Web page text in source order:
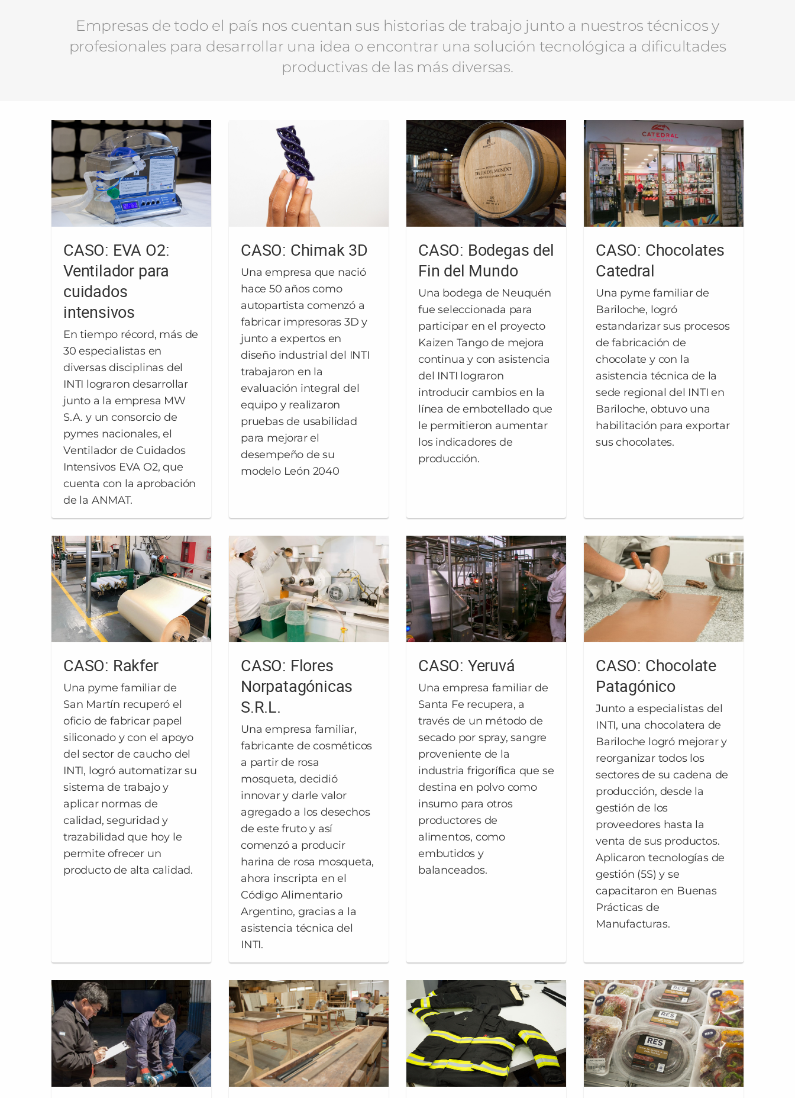
Empresas de todo el país nos cuentan sus historias de trabajo junto a nuestros técnicos y
profesionales para desarrollar una idea o encontrar una solución tecnológica a dificultades
productivas de las más diversas.
CASO: EVA O2:
Ventilador para
cuidados
intensivos
En tiempo récord, más de
30 especialistas en
diversas disciplinas del
INTI lograron desarrollar
junto a la empresa MW
S.A. y un consorcio de
pymes nacionales, el
Ventilador de Cuidados
Intensivos EVA O2, que
cuenta con la aprobación
de la ANMAT.
CASO: Chimak 3D
Una empresa que nació
hace 50 años como
autopartista comenzó a
fabricar impresoras 3D y
junto a expertos en
diseño industrial del INTI
trabajaron en la
evaluación integral del
equipo y realizaron
pruebas de usabilidad
para mejorar el
desempeño de su
modelo León 2040
CASO: Bodegas del
Fin del Mundo
Una bodega de Neuquén
fue seleccionada para
participar en el proyecto
Kaizen Tango de mejora
continua y con asistencia
del INTI lograron
introducir cambios en la
línea de embotellado que
le permitieron aumentar
los indicadores de
producción.
CASO: Chocolates
Catedral
Una pyme familiar de
Bariloche, logró
estandarizar sus procesos
de fabricación de
chocolate y con la
asistencia técnica de la
sede regional del INTI en
Bariloche, obtuvo una
habilitación para exportar
sus chocolates.
CASO: Rakfer
Una pyme familiar de
San Martín recuperó el
oficio de fabricar papel
siliconado y con el apoyo
del sector de caucho del
INTI, logró automatizar su
sistema de trabajo y
aplicar normas de
calidad, seguridad y
trazabilidad que hoy le
permite ofrecer un
producto de alta calidad.
CASO: Flores
Norpatagónicas
S.R.L.
Una empresa familiar,
fabricante de cosméticos
a partir de rosa
mosqueta, decidió
innovar y darle valor
agregado a los desechos
de este fruto y así
comenzó a producir
harina de rosa mosqueta,
ahora inscripta en el
Código Alimentario
Argentino, gracias a la
asistencia técnica del
INTI.
CASO: Yeruvá
Una empresa familiar de
Santa Fe recupera, a
través de un método de
secado por spray, sangre
proveniente de la
industria frigorífica que se
destina en polvo como
insumo para otros
productores de
alimentos, como
embutidos y
balanceados.
CASO: Chocolate
Patagónico
Junto a especialistas del
INTI, una chocolatera de
Bariloche logró mejorar y
reorganizar todos los
sectores de su cadena de
producción, desde la
gestión de los
proveedores hasta la
venta de sus productos.
Aplicaron tecnologías de
gestión (5S) y se
capacitaron en Buenas
Prácticas de
Manufacturas.